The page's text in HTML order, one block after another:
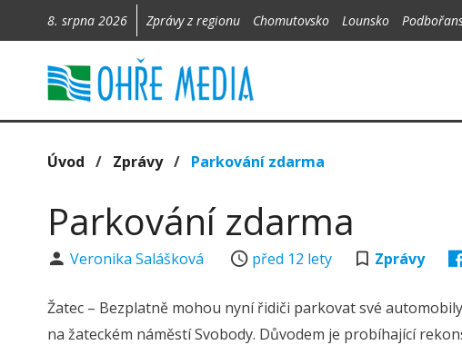
8. srpna 2026 Zprávy z regionu Chomutovsko Lounsko
Úvod / Zprávy/ Parkování zdarma
Parkování zdarma
Veronika Salášková před 12 lety Zprávy
Žatec – Bezplatně mohou nyní řidiči parkovat své
na žateckém náměstí Svobody. Důvodem je probíhající